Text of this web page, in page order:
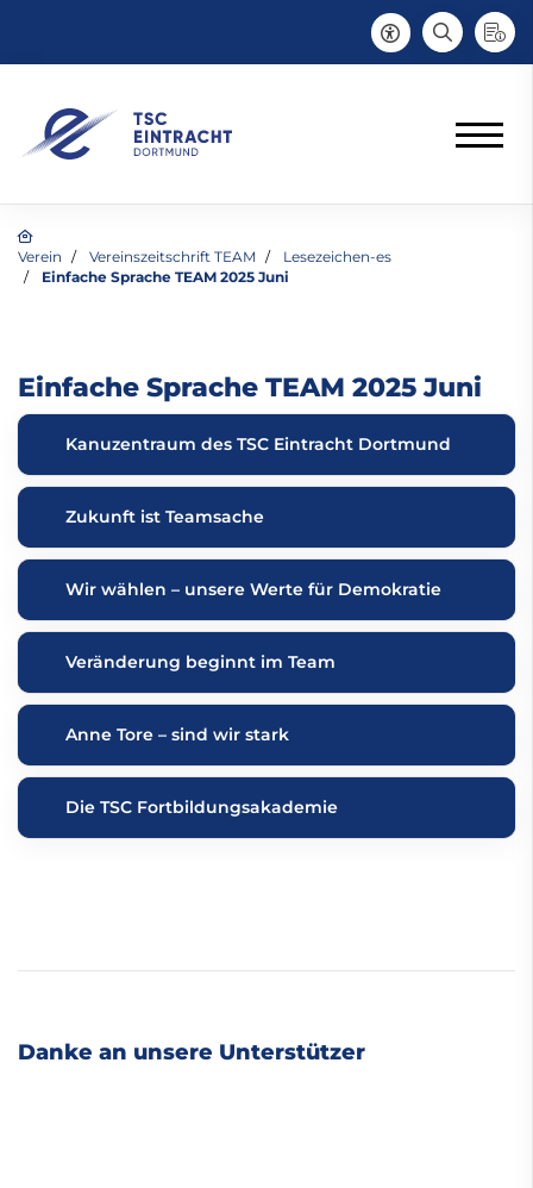
Verein Vereinszeitschrift TEAM
Lesezeichen-es
Einfache Sprache TEAM 2025 Juni
Einfache Sprache TEAM 2025 Juni
Kanuzentraum des TSC Eintracht Dortmund
Zukunft ist Teamsache
Wir wählen – unsere Werte für Demokratie
Veränderung beginnt im Team
Anne Tore – sind wir stark
Die TSC Fortbildungsakademie
Danke an unsere Unterstützer